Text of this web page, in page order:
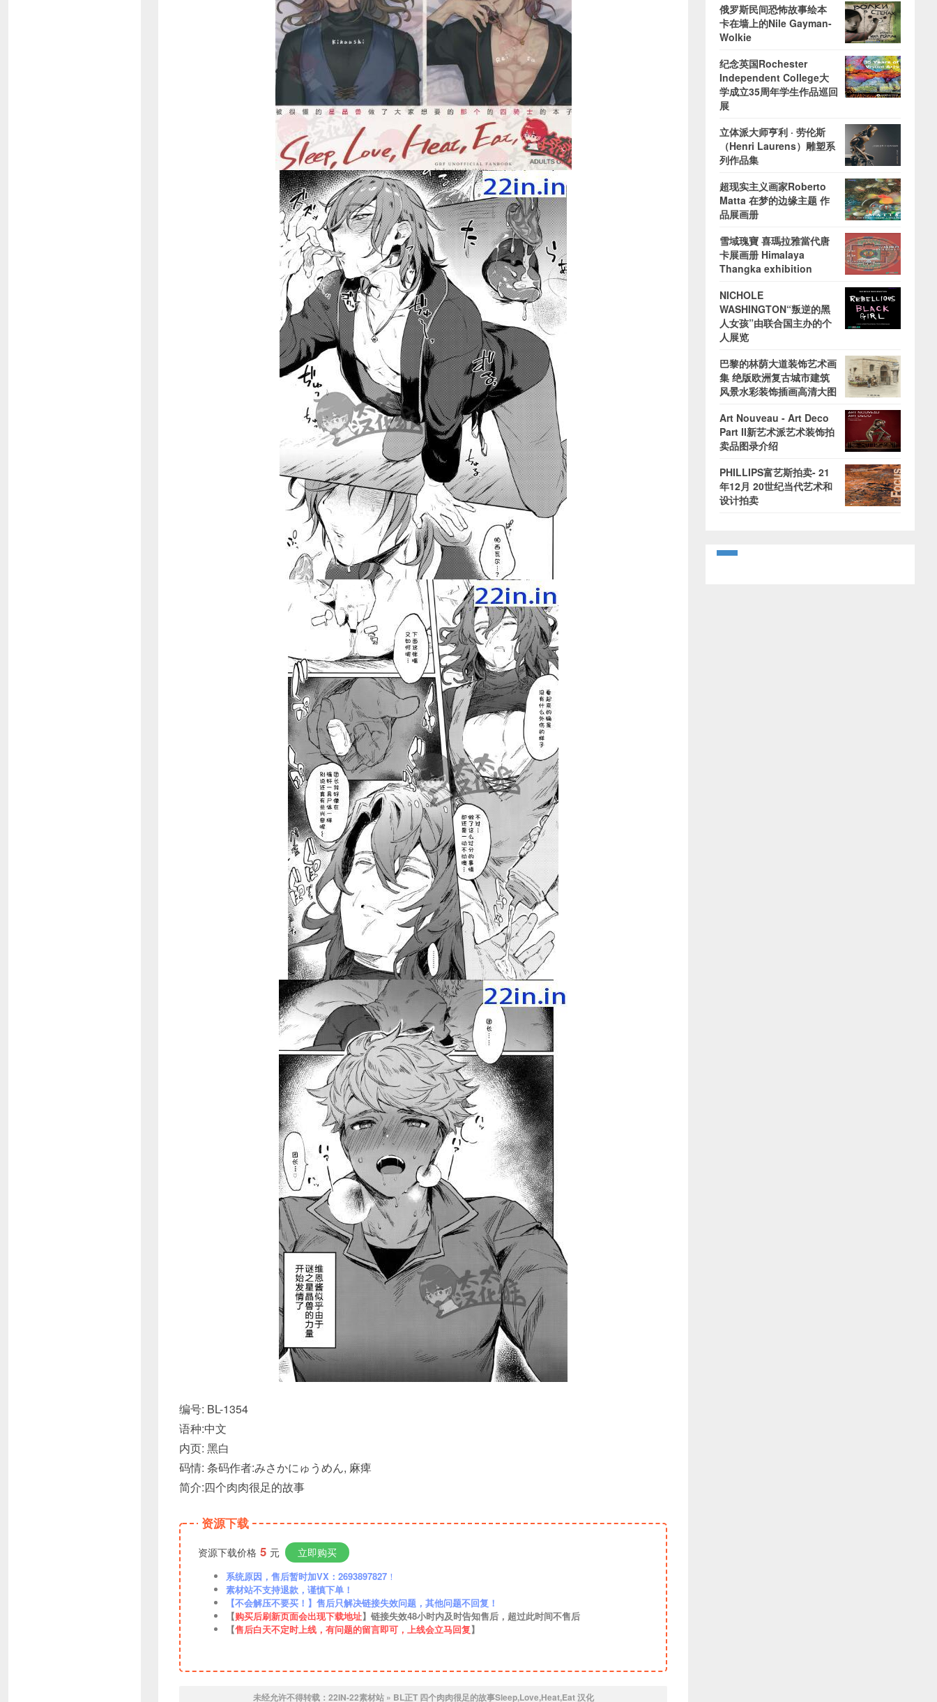
编号: BL-1354
语种:中文
内页: 黑白
码情: 条码作者:みさかにゅうめん, 麻痺
简介:四个肉肉很足的故事
资源下载
资源下载价格 5 元 立即购买
系统原因，售后暂时加VX：2693897827 ！
素材站不支持退款，谨慎下单！
【不会解压不要买！】售后只解决链接失效问题，其他问题不回复！
【购买后刷新页面会出现下载地址】链接失效48小时内及时告知售后，超过此时间不售后
【售后白天不定时上线，有问题的留言即可，上线会立马回复】
未经允许不得转载： 22IN-22素材站» BL正T 四个肉肉很足的故事Sleep,Love,Heat,Eat 汉化
俄罗斯民间恐怖故事绘本
卡在墙上的Nile Gayman-
Wolkie
纪念英国Rochester
Independent College大
学成立35周年学生作品巡回
展
立体派大师亨利 · 劳伦斯
（Henri Laurens）雕塑系
列作品集
超现实主义画家Roberto
Matta 在梦的边缘主题 作
品展画册
雪域瑰寶 喜瑪拉雅當代唐
卡展画册 Himalaya
Thangka exhibition
NICHOLE
WASHINGTON“叛逆的黑
人女孩”由联合国主办的个
人展览
巴黎的林荫大道装饰艺术画
集 绝版欧洲复古城市建筑
风景水彩装饰插画高清大图
Art Nouveau - Art Deco
Part II新艺术派艺术装饰拍
卖品图录介绍
PHILLIPS富艺斯拍卖- 21
年12月 20世纪当代艺术和
设计拍卖